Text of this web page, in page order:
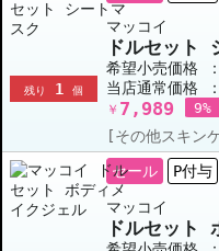
残り 1 個
マッコイ
ドルセット
希望小売価格 ：
当店通常価格 ：
￥ 7,989 9%
[その他スキン
セール P付与
マッコイ
ドルセット